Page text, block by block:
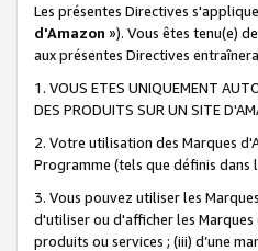
Les présentes Directives
d'Amazon »). Vous êtes tenu(e)
aux présentes Directives
1. VOUS ETES UNIQUEMENT
DES PRODUITS SUR UN SITE
2. Votre utilisation des Marques
Programme (tels que définis dans
3. Vous pouvez utiliser les
d'utiliser ou d'afficher les
produits ou services ; (iii) d’une